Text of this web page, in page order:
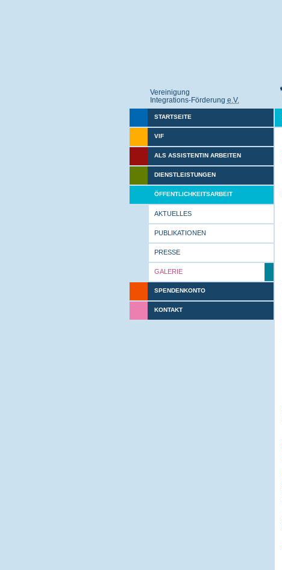
Vereinigung
Integrations-Förderung e.V.
STARTSEITE
VIF
ALS ASSISTENTIN ARBEITEN
DIENSTLEISTUNGEN
ÖFFENTLICHKEITSARBEIT
AKTUELLES
PUBLIKATIONEN
PRESSE
GALERIE
SPENDENKONTO
KONTAKT